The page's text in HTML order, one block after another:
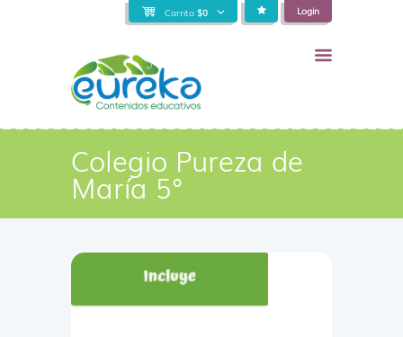
Carrito $0 Login
Colegio Pureza de
María 5°